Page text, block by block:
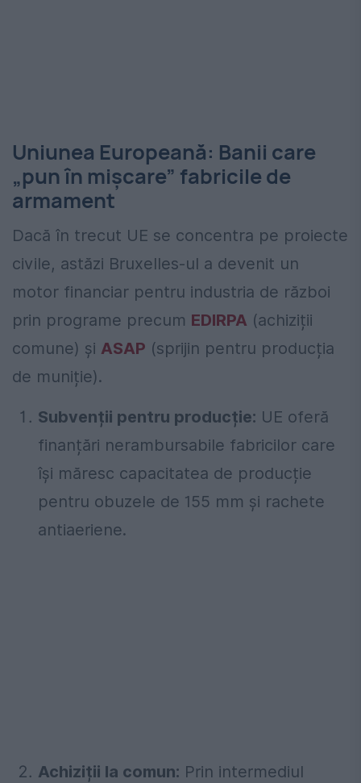
Uniunea Europeană: Banii care
„pun în mișcare” fabricile de
armament
Dacă în trecut UE se concentra pe proiecte
civile, astăzi Bruxelles-ul a devenit un
motor financiar pentru industria de război
prin programe precum EDIRPA (achiziții
comune) și ASAP (sprijin pentru producția
de muniție).
Subvenții pentru producție: UE oferă
finanțări nerambursabile fabricilor care
își măresc capacitatea de producție
pentru obuzele de 155 mm și rachete
antiaeriene.
Achiziții la comun: Prin intermediul